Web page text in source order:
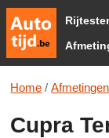
Home / Afmetingen
Cupra